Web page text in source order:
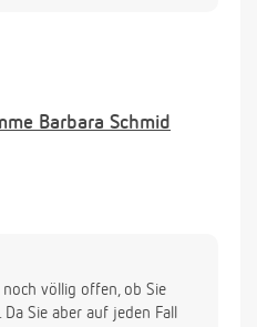
Eisprung
Jedoch hörten die
sich und ich bekam
so 4 Tage anhielten
Dazu gesellte sich
das Unterleibsziehen
Falle einer
mit falschem Essen
Barbara Schmid
noch völlig offen, ob Sie
Sie aber auf jeden Fall